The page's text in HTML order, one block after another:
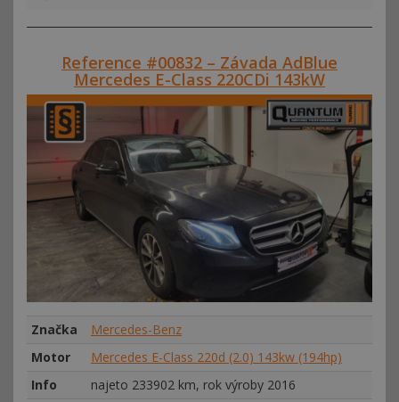
Reference #00832 – Závada AdBlue
Mercedes E-Class 220CDi 143kW
Značka
Mercedes-Benz
Motor
Mercedes E-Class 220d (2.0) 143kw (194hp)
Info
najeto 233902 km, rok výroby 2016